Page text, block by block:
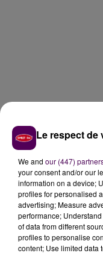
Le respect de
We and our (447)
your consent and/or our
information on a device;
profiles for personalised
advertising; Measure
performance;
of data from different
profiles to personalise
content; Use limited data